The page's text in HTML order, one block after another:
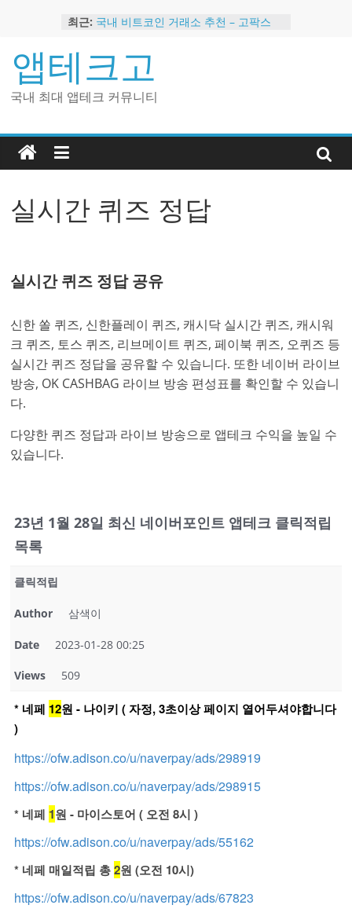
content
최근: 국내 비트코인 거래소 추천 – 고팍스
트
2024 강력히 추천하는 은행 멤버십 현
금 앱테크
해외 코인 거래소 추천 순위 BEST 2
앱테크고
국내 최대 앱테크 커뮤니티
실시간 퀴즈 정답
실시간 퀴즈 정답 공유
신한 쏠 퀴즈, 신한플레이 퀴즈, 캐시닥 실시간 퀴즈, 캐시워
크 퀴즈, 토스 퀴즈, 리브메이트 퀴즈, 페이북 퀴즈, 오퀴즈 등
실시간 퀴즈 정답을 공유할 수 있습니다. 또한 네이버 라이브
방송, OK CASHBAG 라이브 방송 편성표를 확인할 수 있습니
다.
다양한 퀴즈 정답과 라이브 방송으로 앱테크 수익을 높일 수
있습니다.
23년 1월 28일 최신 네이버포인트 앱테크 클릭적립
목록
클릭적립
Author 삼색이
Date 2023-01-28 00:25
Views 509
* 네페 12원 - 나이키 ( 자정, 3초이상 페이지 열어두셔야합니다
)
https://ofw.adison.co/u/naverpay/ads/298919
https://ofw.adison.co/u/naverpay/ads/298915
* 네페 1원 - 마이스토어 ( 오전 8시 )
https://ofw.adison.co/u/naverpay/ads/55162
* 네페 매일적립 총2원 (오전 10시)
https://ofw.adison.co/u/naverpay/ads/67823